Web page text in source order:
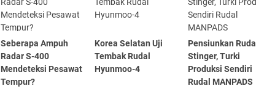
Seberapa Ampuh
Radar S-400
Mendeteksi Pesawat
Tempur?
Korea Selatan Uji
Tembak Rudal
Hyunmoo-4
Pensiunkan Rudal
Stinger, Turki
Produksi Sendiri
Rudal MANPADS